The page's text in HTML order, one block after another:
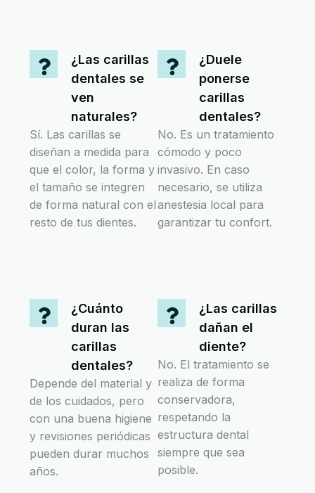
¿Las carillas
dentales se
ven
naturales?
Sí. Las carillas se
diseñan a medida para
que el color, la forma y
el tamaño se integren
de forma natural con el
resto de tus dientes.
¿Duele
ponerse
carillas
dentales?
No. Es un tratamiento
cómodo y poco
invasivo. En caso
necesario, se utiliza
anestesia local para
garantizar tu confort.
¿Cuánto
duran las
carillas
dentales?
Depende del material y
de los cuidados, pero
con una buena higiene
y revisiones periódicas
pueden durar muchos
años.
¿Las carillas
dañan el
diente?
No. El tratamiento se
realiza de forma
conservadora,
respetando la
estructura dental
siempre que sea
posible.